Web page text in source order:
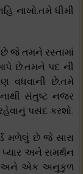
નાખો.તમે ધીમી
છે જે તમને રસ્તામાં
છે.તમને પદ ની
વધવાની છે.તમે
સંતુષ્ટ નજર
પસંદ કરશો.
મળેલું છે જે સારા
પ્યાર અને સમર્થન
અને એક અનુકુળ